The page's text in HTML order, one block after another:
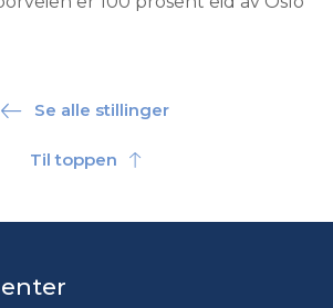
Se alle stillinger
Til toppen